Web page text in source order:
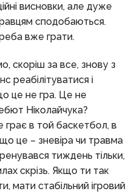
висновки, але дуже
сподобаються.
вже грати.
скоріш за все, знову з
реабілітуватися і
це не гра. Це не
Ніколайчука?
в той баскетбол, в
це – зневіра чи травма
тиждень тільки,
скрізь. Якщо ти так
мати стабільний ігровий